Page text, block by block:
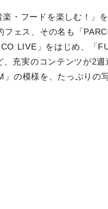
楽・フードを楽しむ！
ェス、その名も「
LIVE」をはじめ、「
充実のコンテンツが2
の模様を、たっぷりの